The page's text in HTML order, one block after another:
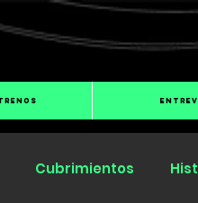
Cubrimientos